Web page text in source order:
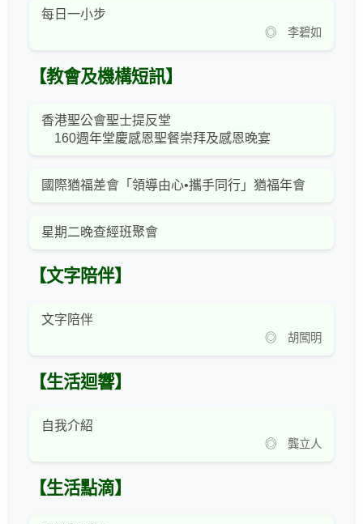
每日一小步
◎ 李碧如
【教會及機構短訊】
香港聖公會聖士提反堂
160週年堂慶感恩聖餐崇拜及感恩晚宴
國際猶福差會「領導由心•攜手同行」猶福年會
星期二晚查經班聚會
【文字陪伴】
文字陪伴
◎ 胡闖明
【生活迴響】
自我介紹
◎ 龔立人
【生活點滴】